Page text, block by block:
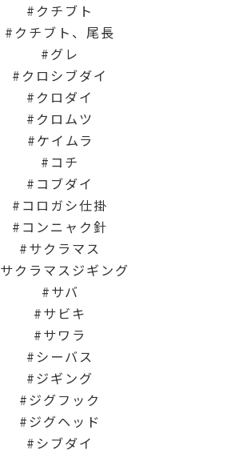
クチブト
クチブト、尾長
グレ
クロシブダイ
クロダイ
クロムツ
ケイムラ
コチ
コブダイ
コロガシ仕掛
コンニャク針
サクラマス
サクラマスジギング
サバ
サビキ
サワラ
シーバス
ジギング
ジグフック
ジグヘッド
シブダイ